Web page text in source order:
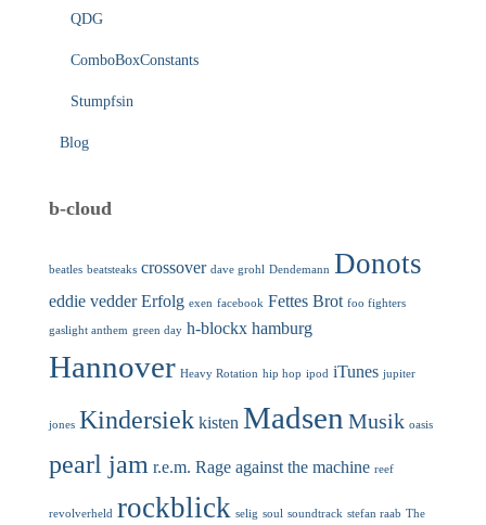
QDG
ComboBoxConstants
Stumpfsin
Blog
b-cloud
beatles beatsteaks crossover dave grohl Dendemann Donots
eddie vedder Erfolg exen facebook Fettes Brot foo fighters
gaslight anthem green day h-blockx hamburg
Hannover Heavy Rotation hip hop ipod iTunes jupiter
jones Kindersiek kisten Madsen Musik oasis
pearl jam r.e.m. Rage against the machine reef
revolverheld rockblick selig soul soundtrack stefan raab The